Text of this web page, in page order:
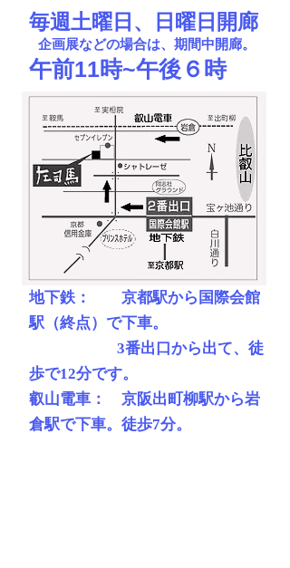
​毎週土曜日、日曜日開廊
企画展などの場合は、期間中開廊。
午前11時~午後６時
地下鉄： 京都駅から国際会館
駅（終点）で下車。
3番出口から出て、徒
歩で12分です。
叡山電車： 京阪出町柳駅から岩
倉駅で下車。徒歩7分。